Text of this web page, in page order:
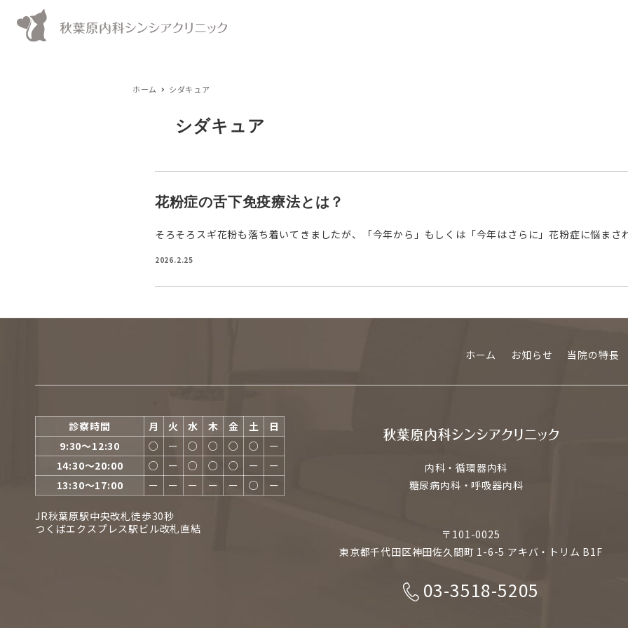
ホーム シダキュア
シダキュア
花粉症の舌下免疫療法とは？
そろそろスギ花粉も落ち着いてきましたが、「今年から」もしくは「今年はさらに」花粉症に悩ま
2026.2.25
ホーム お知らせ 当院の特長
診察時間 月 火 水 木 金 土
日
9:30〜12:30
○ ー ○ ○ ○ ○
ー
14:30〜20:00
○ ー ○ ○ ○ ー
ー
13:30〜17:00
ー ー ー ー ー ○ ー
JR秋葉原駅中央改札徒歩30秒
つくばエクスプレス駅ビル改札直結
内科・循環器内科
糖尿病内科・呼吸器内科
〒101-0025
東京都千代田区神田佐久間町 1-6-5 アキバ・トリム B1F
03-3518-5205